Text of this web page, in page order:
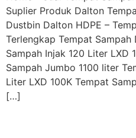
Suplier Produk Dalton
Dustbin Dalton HDPE –
Terlengkap Tempat
Sampah Injak 120 Liter LXD
Sampah Jumbo 1100 liter
Liter LXD 100K Tempat
[…]